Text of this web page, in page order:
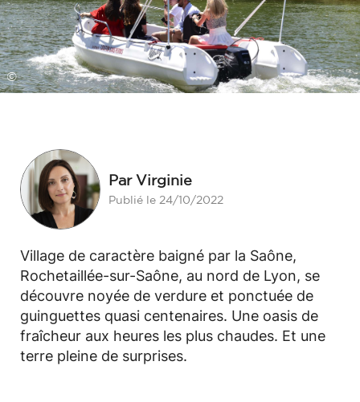
©
Par Virginie
Publié le 24/10/2022
Village de caractère baigné par la Saône,
Rochetaillée-sur-Saône, au nord de Lyon, se
découvre noyée de verdure et ponctuée de
guinguettes quasi centenaires. Une oasis de
fraîcheur aux heures les plus chaudes. Et une
terre pleine de surprises.